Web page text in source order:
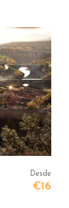
Desde
€16